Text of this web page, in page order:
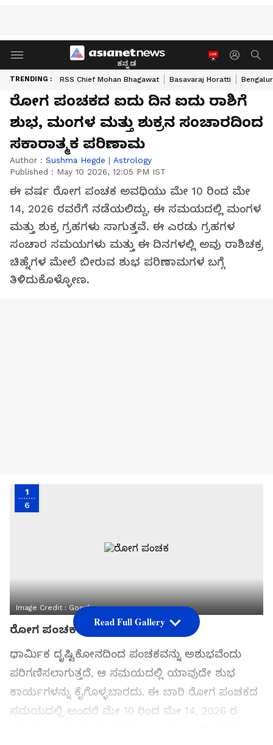
ಕನ್ನಡ
TRENDING : RSS Chief Mohan Bhagawat Basavaraj Horatti
ರೋಗ ಪಂಚಕದ ಐದು ದಿನ ಐದು ರಾಶಿಗೆ
ಶುಭ, ಮಂಗಳ ಮತ್ತು ಶುಕ್ರನ ಸಂಚಾರದಿಂದ
ಸಕಾರಾತ್ಮಕ ಪರಿಣಾಮ
Author : Sushma Hegde | Astrology
Published : May 10 2026, 12:05 PM IST
ಈ ವರ್ಷ ರೋಗ ಪಂಚಕ ಅವಧಿಯು ಮೇ 10 ರಿಂದ ಮೇ
14, 2026 ರವರೆಗೆ ನಡೆಯಲಿದ್ದು, ಈ ಸಮಯದಲ್ಲಿ ಮಂಗಳ
ಮತ್ತು ಶುಕ್ರ ಗ್ರಹಗಳು ಸಾಗುತ್ತವೆ. ಈ ಎರಡು ಗ್ರಹಗಳ
ಸಂಚಾರ ಸಮಯಗಳು ಮತ್ತು ಈ ದಿನಗಳಲ್ಲಿ ಅವು ರಾಶಿಚಕ್ರ
ಚಿಹ್ನೆಗಳ ಮೇಲೆ ಬೀರುವ ಶುಭ ಪರಿಣಾಮಗಳ ಬಗ್ಗೆ
ತಿಳಿದುಕೊಳ್ಳೋಣ.
1
6
Image Credit : Google
ರೋಗ ಪಂಚಕ
ಧಾರ್ಮಿಕ ದೃಷ್ಟಿಕೋನದಿಂದ ಪಂಚಕವನ್ನು ಅಶುಭವೆಂದು
ಪರಿಗಣಿಸಲಾಗುತ್ತದೆ, ಆ ಸಮಯದಲ್ಲಿ ಯಾವುದೇ ಶುಭ
ಕಾರ್ಯಗಳನ್ನು ಕೈಗೊಳ್ಳಬಾರದು. ಈ ಬಾರಿ ರೋಗ ಪಂಚಕದ
ಸಮಯದಲ್ಲಿ ಅಂದರೆ ಮೇ 10 ರಿಂದ ಮೇ 14, 2026 ರ
Read Full Gallery